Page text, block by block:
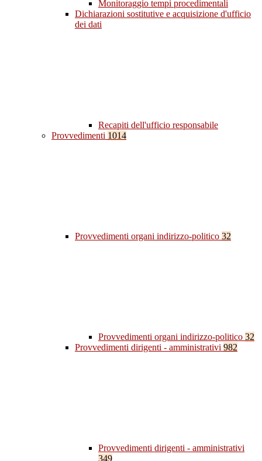
Monitoraggio tempi procedimentali
Dichiarazioni sostitutive e acquisizione d'ufficio
dei dati
Recapiti dell'ufficio responsabile
Provvedimenti 1014
Provvedimenti organi indirizzo-politico 32
Provvedimenti organi indirizzo-politico 32
Provvedimenti dirigenti - amministrativi 982
Provvedimenti dirigenti - amministrativi
349